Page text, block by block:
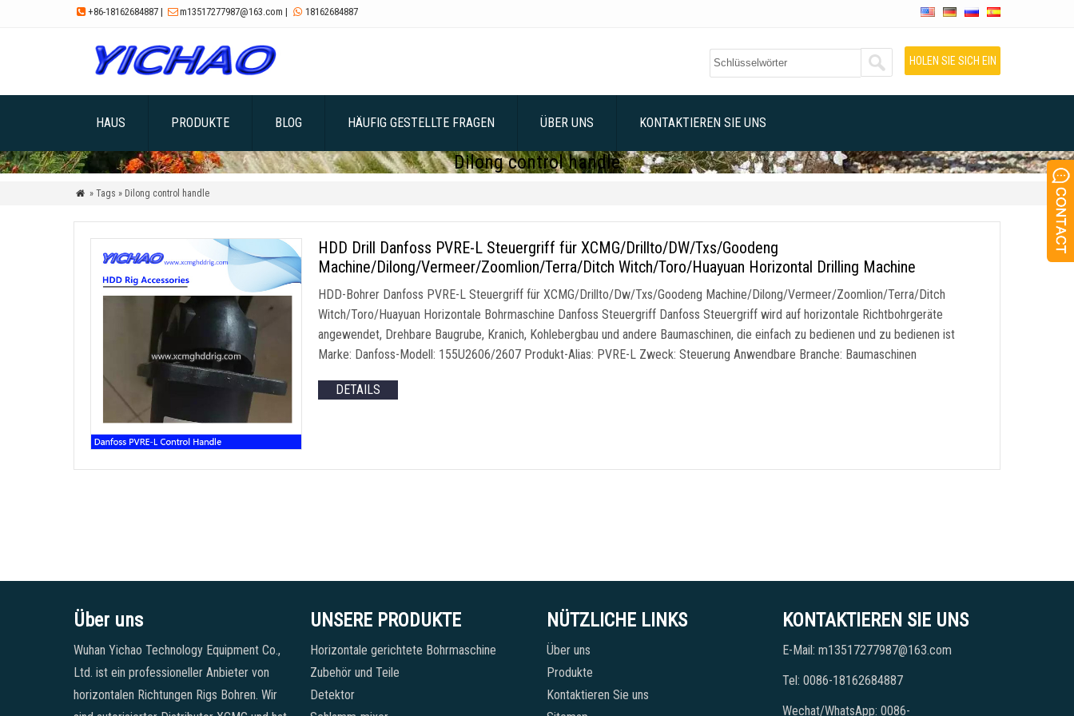
 +86-18162684887 | m13517277987@163.com |  18162684887
HOLEN SIE SICH EIN
HAUS PRODUKTE BLOG HÄUFIG GESTELLTE FRAGEN ÜBER UNS KONTAKTIEREN SIE UNS
Dilong control handle
 » Tags » Dilong control handle
HDD Drill Danfoss PVRE-L Steuergriff für XCMG/Drillto/DW/Txs/Goodeng
Machine/Dilong/Vermeer/Zoomlion/Terra/Ditch Witch/Toro/Huayuan Horizontal Drilling Machine
HDD-Bohrer Danfoss PVRE-L Steuergriff für XCMG/Drillto/Dw/Txs/Goodeng Machine/Dilong/Vermeer/Zoomlion/Terra/Ditch
Witch/Toro/Huayuan Horizontale Bohrmaschine Danfoss Steuergriff Danfoss Steuergriff wird auf horizontale Richtbohrgeräte
angewendet, Drehbare Baugrube, Kranich, Kohlebergbau und andere Baumaschinen, die einfach zu bedienen und zu bedienen ist
Marke: Danfoss-Modell: 155U2606/2607 Produkt-Alias: PVRE-L Zweck: Steuerung Anwendbare Branche: Baumaschinen
DETAILS
Über uns
Wuhan Yichao Technology Equipment Co.,
Ltd. ist ein professioneller Anbieter von
horizontalen Richtungen Rigs Bohren. Wir
UNSERE PRODUKTE
Horizontale gerichtete Bohrmaschine
Zubehör und Teile
Detektor
NÜTZLICHE LINKS
Über uns
Produkte
Kontaktieren Sie uns
KONTAKTIEREN SIE UNS
E-Mail: m13517277987@163.com
Tel: 0086-18162684887
Wechat/WhatsApp: 0086-